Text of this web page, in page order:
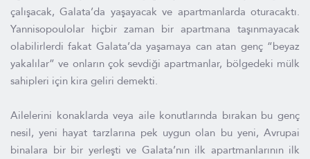
çalışacak, Galata’da yaşayacak ve apartmanlarda oturacaktı.
Yannisopoulolar hiçbir zaman bir apartmana taşınmayacak
olabilirlerdi fakat Galata’da yaşamaya can atan genç “beyaz
yakalılar” ve onların çok sevdiği apartmanlar, bölgedeki mülk
sahipleri için kira geliri demekti.
Ailelerini konaklarda veya aile konutlarında bırakan bu genç
nesil, yeni hayat tarzlarına pek uygun olan bu yeni, Avrupai
binalara bir bir yerleşti ve Galata’nın ilk apartmanlarının ilk